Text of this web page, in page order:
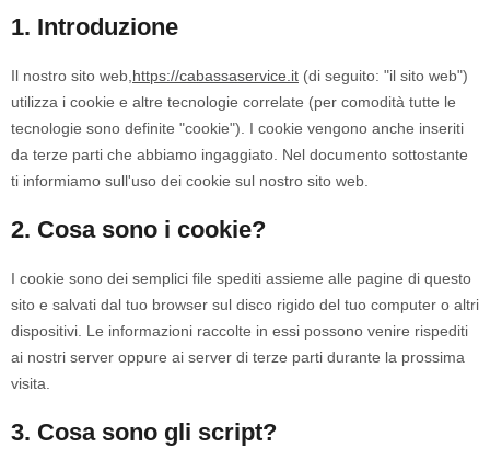
1. Introduzione
Il nostro sito web, https://cabassaservice.it (di seguito: "il sito web")
utilizza i cookie e altre tecnologie correlate (per comodità tutte le
tecnologie sono definite "cookie"). I cookie vengono anche inseriti
da terze parti che abbiamo ingaggiato. Nel documento sottostante
ti informiamo sull'uso dei cookie sul nostro sito web.
2. Cosa sono i cookie?
I cookie sono dei semplici file spediti assieme alle pagine di questo
sito e salvati dal tuo browser sul disco rigido del tuo computer o altri
dispositivi. Le informazioni raccolte in essi possono venire rispediti
ai nostri server oppure ai server di terze parti durante la prossima
visita.
3. Cosa sono gli script?